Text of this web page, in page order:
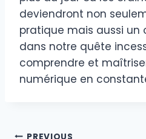
deviendront non
pratique mais aussi un
dans notre quête
comprendre et
numérique en